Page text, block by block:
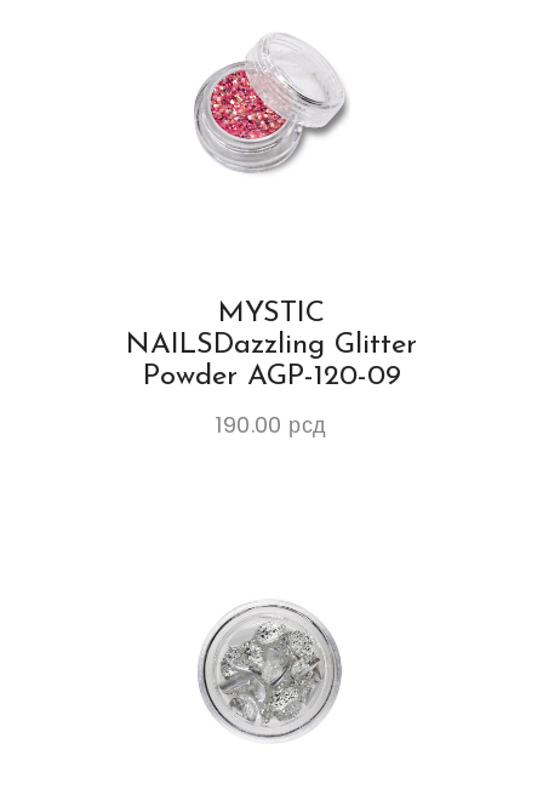
MYSTIC
NAILSDazzling Glitter
Powder AGP-120-09
190.00 рсд